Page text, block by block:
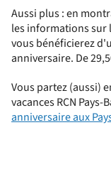
Aussi plus : en
les informations sur
vous bénéficierez
anniversaire. De
Vous partez (aussi)
vacances RCN
anniversaire aux